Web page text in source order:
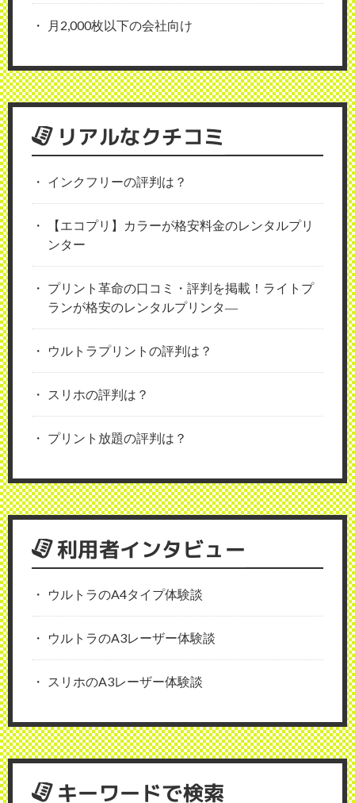
月2,000枚以下の会社向け
リアルなクチコミ
インクフリーの評判は？
【エコプリ】カラーが格安料金のレンタルプリ
ンター
プリント革命の口コミ・評判を掲載！ライトプ
ランが格安のレンタルプリンタ―
ウルトラプリントの評判は？
スリホの評判は？
プリント放題の評判は？
利用者インタビュー
ウルトラのA4タイプ体験談
ウルトラのA3レーザー体験談
スリホのA3レーザー体験談
キーワードで検索